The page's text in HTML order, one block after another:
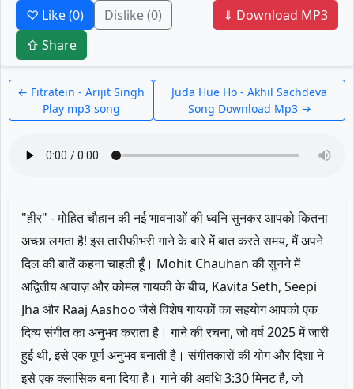
♡ Like(0) Dislike(0)
⇓ Download MP3
⇧ Share
← Fitratein - Arijit Singh
Play mp3 song
Juda Hue Ho - Akhil Sachdeva
Song Download Mp3 →
"हीर" - मोहित चौहान की नई भावनाओं की ध्वनि सुनकर आपको कितना
अच्छा लगता है! इस तारीफीभरी गाने के बारे में बात करते समय, मैं अपने
दिल की बातें कहना चाहती हूँ। Mohit Chauhan की सुनने में
अद्वितीय आवाज़ और कोमल गायकी के बीच, Kavita Seth, Seepi
Jha और Raaj Aashoo जैसे विशेष गायकों का सहयोग आपको एक
दिव्य संगीत का अनुभव कराता है। गाने की रचना, जो वर्ष 2025 में जारी
हुई थी, इसे एक पूर्ण अनुभव बनाती है। संगीतकारों की योग और दिशा ने
इसे एक क्लासिक बना दिया है। गाने की अवधि 3:30 मिनट है, जो